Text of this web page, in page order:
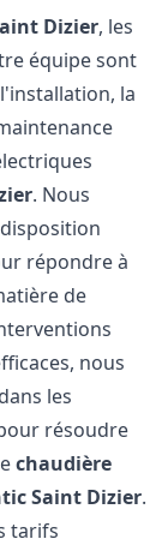
Dizier, les
équipe sont
la
. Nous
répondre à
de
nous
les
résoudre
chaudière
Saint Dizier.
tarifs